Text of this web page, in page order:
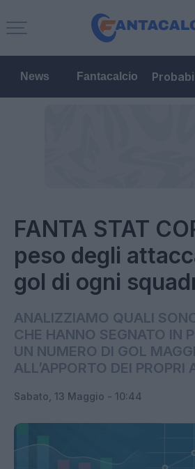
News Fantacalcio
FANTA STAT
peso degli
gol di ogni
ANALIZZIAMO QUALI
CHE HANNO SEGNATO IN
UN NUMERO DI GOL
ALL’APPORTO DEI PROPRI
Sabato, 13 Maggio - 10:44